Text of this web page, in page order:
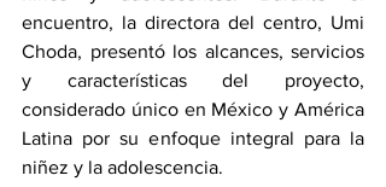
encuentro, la directora del centro, Umi
Choda, presentó los alcances, servicios
y características del proyecto,
considerado único en México y América
Latina por su enfoque integral para la
niñez y la adolescencia.